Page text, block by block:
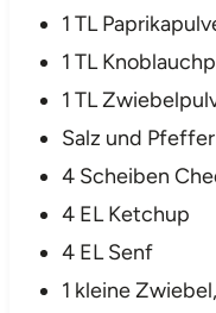
1 TL
1 TL
1 TL
Salz und
4 Scheiben
4 EL Ketchup
4 EL Senf
1 kleine